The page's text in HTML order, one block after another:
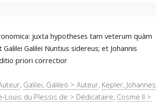
juxta hypotheses tam veterum quàm
Galilei Nuntius sidereus; et Johannis
priori correctior
, Galilei, Galileo > Auteur, Kepler, Johannes
Louis du Plessis de > Dédicataire, Cosme II >